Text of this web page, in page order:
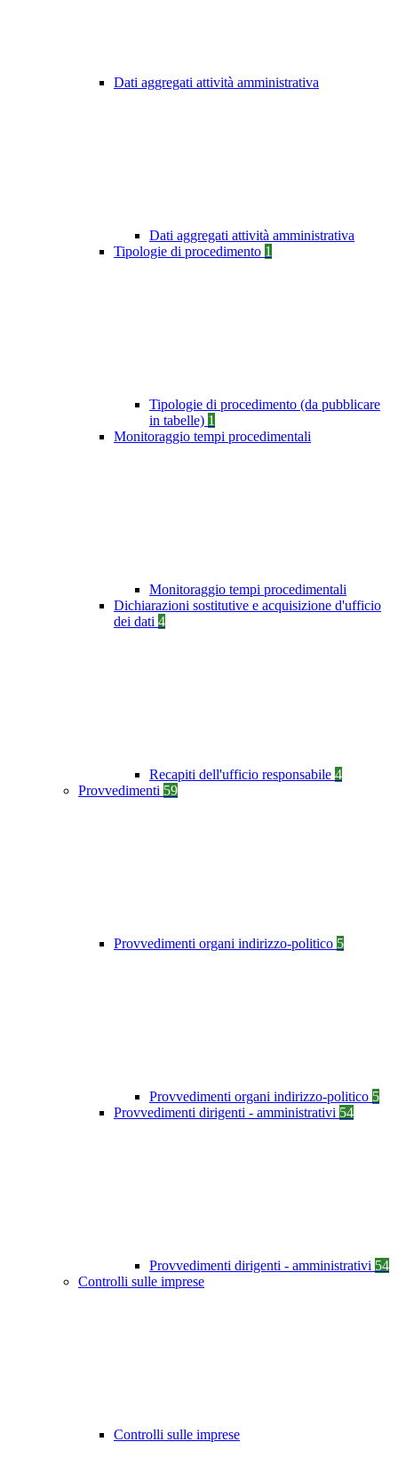
Dati aggregati attività amministrativa
Dati aggregati attività amministrativa
Tipologie di procedimento 1
Tipologie di procedimento (da pubblicare
in tabelle) 1
Monitoraggio tempi procedimentali
Monitoraggio tempi procedimentali
Dichiarazioni sostitutive e acquisizione d'ufficio
dei dati 4
Recapiti dell'ufficio responsabile 4
Provvedimenti 59
Provvedimenti organi indirizzo-politico 5
Provvedimenti organi indirizzo-politico 5
Provvedimenti dirigenti - amministrativi 54
Provvedimenti dirigenti - amministrativi 54
Controlli sulle imprese
Controlli sulle imprese